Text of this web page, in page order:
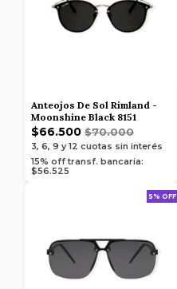
Anteojos De Sol Rimland -
Moonshine Black 8151
$66.500 $70.000
3, 6, 9 y 12 cuotas sin interés
15% off transf. bancaria:
$56.525
5% OFF